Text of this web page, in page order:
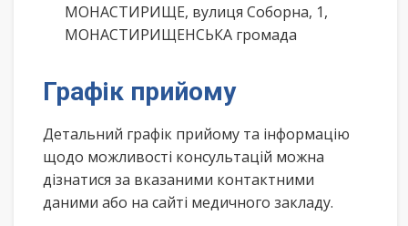
МОНАСТИРИЩЕ, вулиця Соборна, 1,
МОНАСТИРИЩЕНСЬКА громада
Графік прийому
Детальний графік прийому та інформацію
щодо можливості консультацій можна
дізнатися за вказаними контактними
даними або на сайті медичного закладу.